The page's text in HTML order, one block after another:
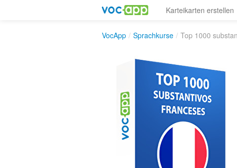
Karteikarten erstellen
VocApp / Sprachkurse / Top 1000